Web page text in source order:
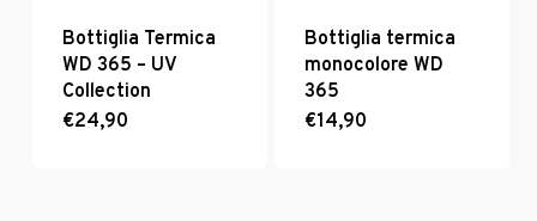
Bottiglia Termica
WD 365 – UV
Collection
€24,90
Bottiglia termica
monocolore WD
365
€14,90